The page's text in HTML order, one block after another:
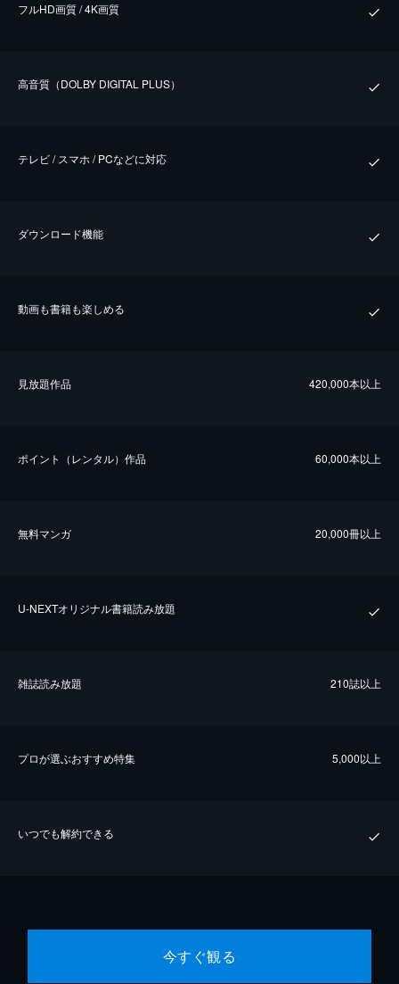
フルHD画質 / 4K画質
⾼⾳質（DOLBY DIGITAL PLUS）
テレビ / スマホ / PCなどに対応
ダウンロード機能
動画も書籍も楽しめる
⾒放題作品 420,000本以上
ポイント（レンタル）作品 60,000本以上
無料マンガ 20,000冊以上
U-NEXTオリジナル書籍読み放題
雑誌読み放題 210誌以上
プロが選ぶおすすめ特集 5,000以上
いつでも解約できる
今すぐ観る